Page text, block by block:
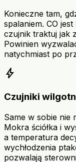
Konieczne tam,
spalaniem. CO
czujnik traktuj jak
Powinien
natychmiast po
bolt
Czujniki
Same w sobie nie
Mokra ściółka i
a temperatura
wychłodzenia
pozwalają